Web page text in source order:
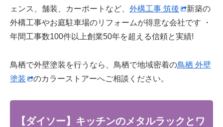
ェンス、舗装、カーポートなど、 外構工事 筑後
新築の
外構工事やお庭駐車場のリフォームが得意な会社です ・
年間工事数100件以上創業50年を超える信頼と実績!
鳥栖で外壁塗装を行うなら、鳥栖で地域密着の鳥栖 外壁
塗装
のカラーストアーへご相談ください。
【ダイソー】キッチンのメタルラックとワ